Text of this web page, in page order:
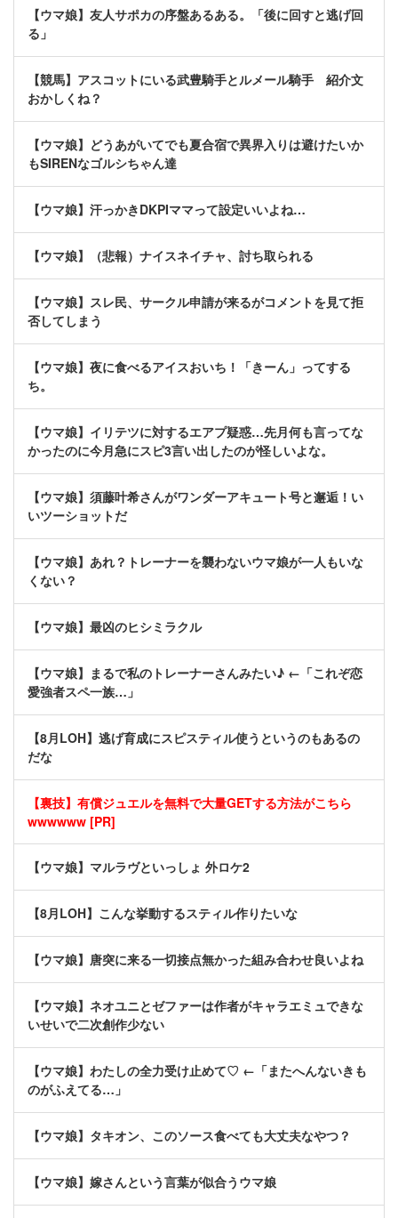
【ウマ娘】友人サポカの序盤あるある。「後に回すと逃げ回
る」
【競馬】アスコットにいる武豊騎手とルメール騎手 紹介文
おかしくね？
【ウマ娘】どうあがいてでも夏合宿で異界入りは避けたいか
もSIRENなゴルシちゃん達
【ウマ娘】汗っかきDKPIママって設定いいよね…
【ウマ娘】（悲報）ナイスネイチャ、討ち取られる
【ウマ娘】スレ民、サークル申請が来るがコメントを見て拒
否してしまう
【ウマ娘】夜に食べるアイスおいち！「きーん」ってする
ち。
【ウマ娘】イリテツに対するエアプ疑惑…先月何も言ってな
かったのに今月急にスピ3言い出したのが怪しいよな。
【ウマ娘】須藤叶希さんがワンダーアキュート号と邂逅！い
いツーショットだ
【ウマ娘】あれ？トレーナーを襲わないウマ娘が一人もいな
くない？
【ウマ娘】最凶のヒシミラクル
【ウマ娘】まるで私のトレーナーさんみたい♪ ←「これぞ恋
愛強者スペ一族…」
【8月LOH】逃げ育成にスピスティル使うというのもあるの
だな
【裏技】有償ジュエルを無料で大量GETする方法がこちら
wwwwww [PR]
【ウマ娘】マルラヴといっしょ 外ロケ2
【8月LOH】こんな挙動するスティル作りたいな
【ウマ娘】唐突に来る一切接点無かった組み合わせ良いよね
【ウマ娘】ネオユニとゼファーは作者がキャラエミュできな
いせいで二次創作少ない
【ウマ娘】わたしの全力受け止めて♡ ←「またへんないきも
のがふえてる…」
【ウマ娘】タキオン、このソース食べても大丈夫なやつ？
【ウマ娘】嫁さんという言葉が似合うウマ娘